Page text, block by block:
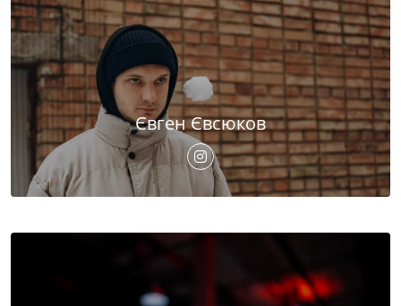
Євген Євсюков